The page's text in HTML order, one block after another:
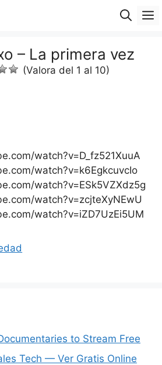
– La primera vez
(Valora del 1 al 10)
watch?v=D_fz521XuuA
watch?v=k6EgkcuvcIo
watch?v=ESk5VZXdz5g
watch?v=zcjteXyNEwU
watch?v=iZD7UzEi5UM
to Stream Free
Tech — Ver Gratis Online